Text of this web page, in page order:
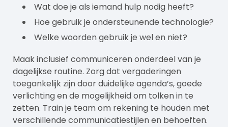
Wat doe je als iemand hulp nodig heeft?
Hoe gebruik je ondersteunende technologie?
Welke woorden gebruik je wel en niet?
Maak inclusief communiceren onderdeel van je
dagelijkse routine. Zorg dat vergaderingen
toegankelijk zijn door duidelijke agenda’s, goede
verlichting en de mogelijkheid om tolken in te
zetten. Train je team om rekening te houden met
verschillende communicatiestijlen en behoeften.